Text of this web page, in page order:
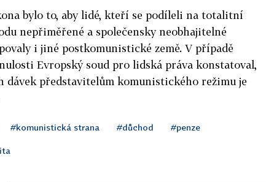
bylo to, aby lidé, kteří se podíleli na totalitní
nepřiměřené a společensky neobhajitelné
i jiné postkomunistické země. V případě
Evropský soud pro lidská práva konstatoval,
dávek představitelům komunistického režimu je
#komunistická strana #důchod #penze